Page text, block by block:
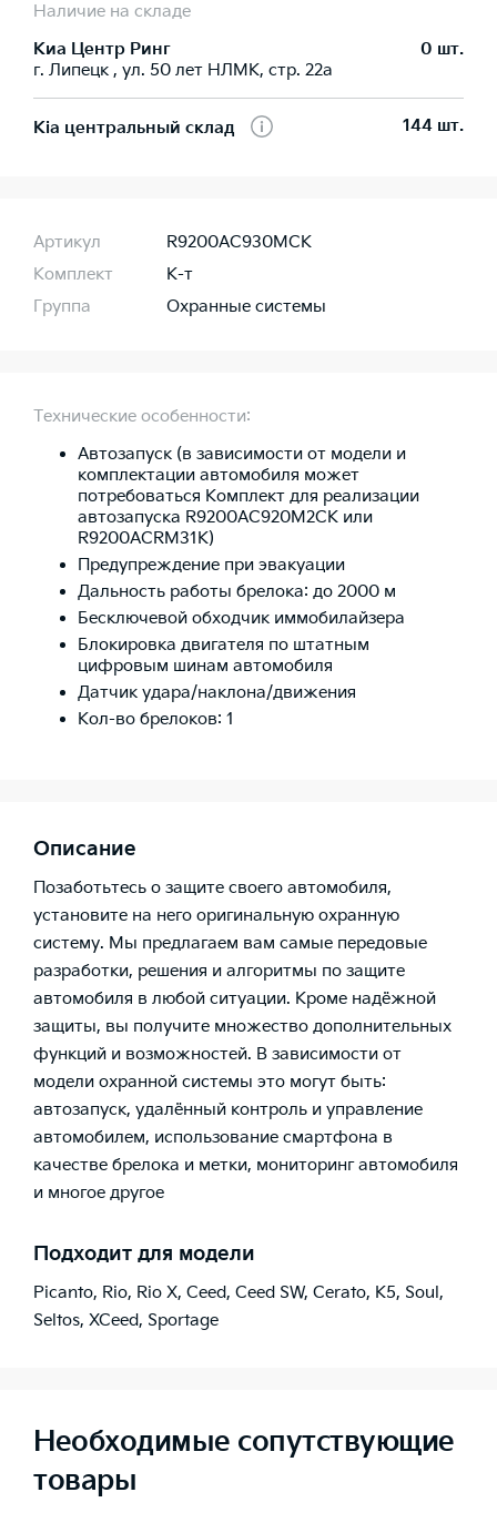
Наличие на складе
Киа Центр Ринг
г. Липецк , ул. 50 лет НЛМК, стр. 22а
0 шт.
Kia центральный склад 144 шт.
Артикул
R9200AC930MCK
Комплект
К-т
Группа
Охранные системы
Технические особенности:
Автозапуск (в зависимости от модели и
комплектации автомобиля может
потребоваться Комплект для реализации
автозапуска R9200AC920M2CK или
R9200ACRM31K)
Предупреждение при эвакуации
Дальность работы брелока: до 2000 м
Бесключевой обходчик иммобилайзера
Блокировка двигателя по штатным
цифровым шинам автомобиля
Датчик удара/наклона/движения
Кол-во брелоков: 1
Описание
Позаботьтесь о защите своего автомобиля,
установите на него оригинальную охранную
систему. Мы предлагаем вам самые передовые
разработки, решения и алгоритмы по защите
автомобиля в любой ситуации. Кроме надёжной
защиты, вы получите множество дополнительных
функций и возможностей. В зависимости от
модели охранной системы это могут быть:
автозапуск, удалённый контроль и управление
автомобилем, использование смартфона в
качестве брелока и метки, мониторинг автомобиля
и многое другое
Подходит для модели
Picanto, Rio, Rio X, Ceed, Ceed SW, Cerato, K5, Soul,
Seltos, XCeed, Sportage
Необходимые сопутствующие
товары